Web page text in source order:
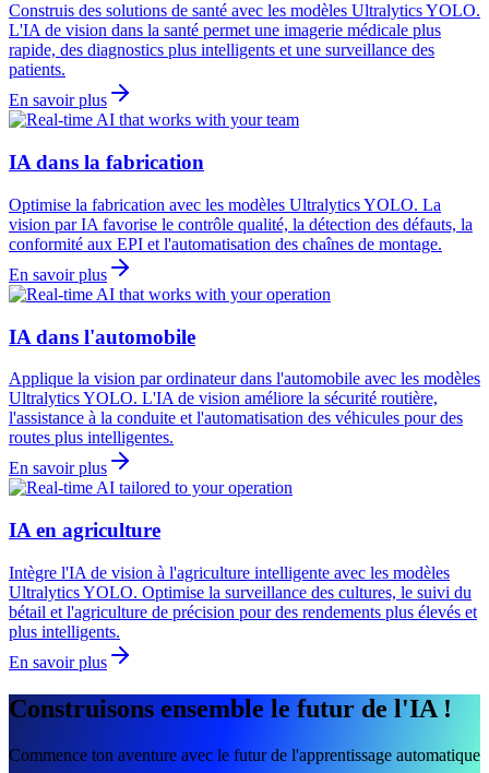
Construis des solutions de santé avec les modèles Ultralytics YOLO.
L'IA de vision dans la santé permet une imagerie médicale plus
rapide, des diagnostics plus intelligents et une surveillance des
patients.
En savoir plus
IA dans la fabrication
Optimise la fabrication avec les modèles Ultralytics YOLO. La
vision par IA favorise le contrôle qualité, la détection des défauts, la
conformité aux EPI et l'automatisation des chaînes de montage.
En savoir plus
IA dans l'automobile
Applique la vision par ordinateur dans l'automobile avec les modèles
Ultralytics YOLO. L'IA de vision améliore la sécurité routière,
l'assistance à la conduite et l'automatisation des véhicules pour des
routes plus intelligentes.
En savoir plus
IA en agriculture
Intègre l'IA de vision à l'agriculture intelligente avec les modèles
Ultralytics YOLO. Optimise la surveillance des cultures, le suivi du
bétail et l'agriculture de précision pour des rendements plus élevés et
plus intelligents.
En savoir plus
Construisons ensemble le futur de l'IA !
Commence ton aventure avec le futur de l'apprentissage automatique